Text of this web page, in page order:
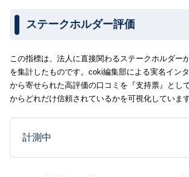
ステークホルダー評価
この指標は、法人に直接関わるステークホルダー
を集計したものです。coki編集部による実名イン
から寄せられた高評価の口コミを『支持票』とし
からどれだけ信頼されているかを可視化しています
計測中